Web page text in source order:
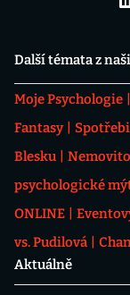
Další témata z
Moje Psychologie
Fantasy
Blesku
psychologické
ONLINE
vs. Pudilová
Aktuálně